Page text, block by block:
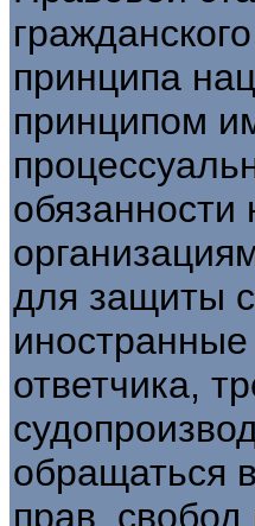
принципа
принципом
для защиты
иностранные
ответчика,
обращаться
прав, свобод